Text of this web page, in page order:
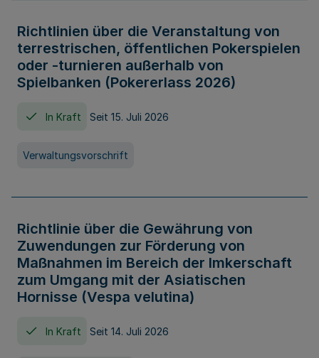
Richtlinien über die Veranstaltung von
terrestrischen, öffentlichen Pokerspielen
oder -turnieren außerhalb von
Spielbanken (Pokererlass 2026)
In Kraft Seit 15. Juli 2026
Verwaltungsvorschrift
Richtlinie über die Gewährung von
Zuwendungen zur Förderung von
Maßnahmen im Bereich der Imkerschaft
zum Umgang mit der Asiatischen
Hornisse (Vespa velutina)
In Kraft Seit 14. Juli 2026